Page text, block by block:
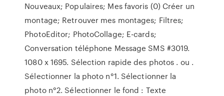
Nouveaux; Populaires; Mes favoris (0) Créer un
montage; Retrouver mes montages; Filtres;
PhotoEditor; PhotoCollage; E-cards;
Conversation téléphone Message SMS #3019.
1080 x 1695. Sélection rapide des photos . ou .
Sélectionner la photo n°1. Sélectionner la
photo n°2. Sélectionner le fond : Texte